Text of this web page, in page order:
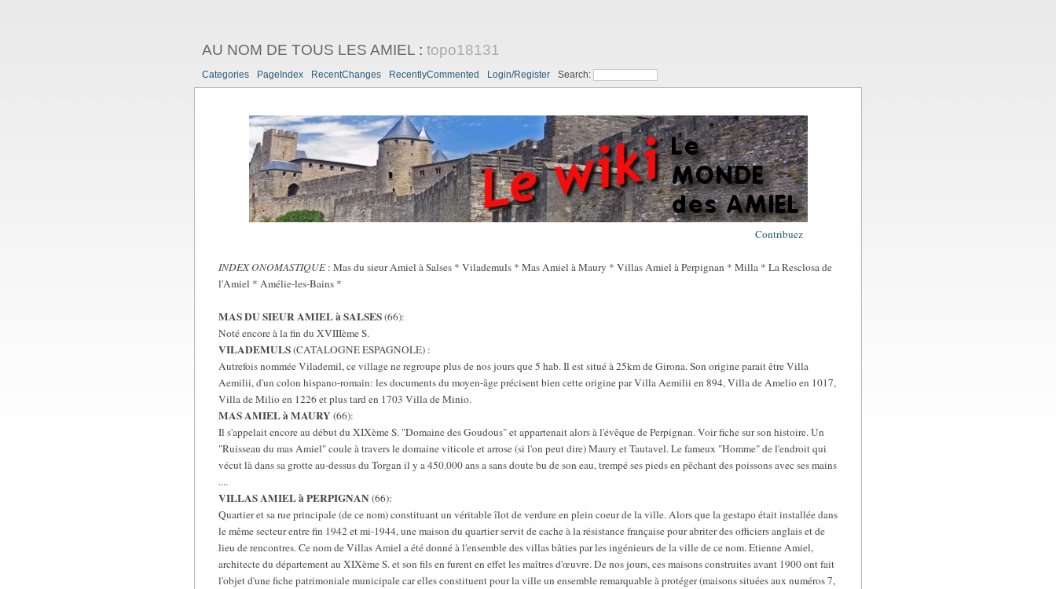
AU NOM DE TOUS LES AMIEL : topo18131
Categories PageIndex RecentChanges RecentlyCommented Login/Register Search:
Contribuez
INDEX ONOMASTIQUE: Mas du sieur Amiel à Salses * Vilademuls * Mas Amiel à Maury * Villas Amiel à Perpignan * Milla * La Resclosa de
l'Amiel * Amélie-les-Bains *
MAS DU SIEUR AMIEL à SALSES(66):
Noté encore à la fin du XVIIIème S.
VILADEMULS(CATALOGNE ESPAGNOLE) :
Autrefois nommée Vilademil, ce village ne regroupe plus de nos jours que 5 hab. Il est situé à 25km de Girona. Son origine parait être Villa
Aemilii, d'un colon hispano-romain: les documents du moyen-âge précisent bien cette origine par Villa Aemilii en 894, Villa de Amelio en 1017,
Villa de Milio en 1226 et plus tard en 1703 Villa de Minio.
MAS AMIEL à MAURY(66):
Il s'appelait encore au début du XIXème S. "Domaine des Goudous" et appartenait alors à l'évêque de Perpignan. Voir fiche sur son histoire. Un
"Ruisseau du mas Amiel" coule à travers le domaine viticole et arrose (si l'on peut dire) Maury et Tautavel. Le fameux "Homme" de l'endroit qui
vécut là dans sa grotte au-dessus du Torgan il y a 450.000 ans a sans doute bu de son eau, trempé ses pieds en pêchant des poissons avec ses mains
....
VILLAS AMIEL à PERPIGNAN(66):
Quartier et sa rue principale (de ce nom) constituant un véritable îlot de verdure en plein coeur de la ville. Alors que la gestapo était installée dans
le même secteur entre fin 1942 et mi-1944, une maison du quartier servit de cache à la résistance française pour abriter des officiers anglais et de
lieu de rencontres. Ce nom de Villas Amiel a été donné à l'ensemble des villas bâties par les ingénieurs de la ville de ce nom. Etienne Amiel,
architecte du département au XIXème S. et son fils en furent en effet les maîtres d'œuvre. De nos jours, ces maisons construites avant 1900 ont fait
l'objet d'une fiche patrimoniale municipale car elles constituent pour la ville un ensemble remarquable à protéger (maisons situées aux numéros 7,